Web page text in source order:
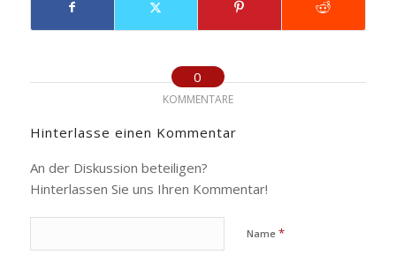
0
KOMMENTARE
Hinterlasse einen Kommentar
An der Diskussion beteiligen?
Hinterlassen Sie uns Ihren Kommentar!
Name *